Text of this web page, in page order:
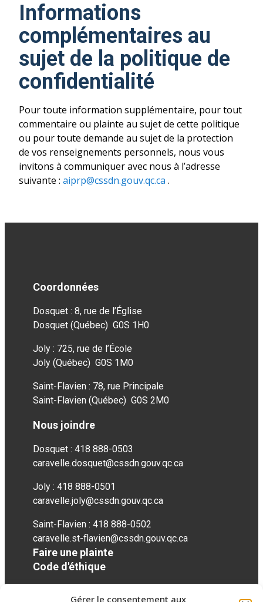
Gérer le consentement aux
Informations
complémentaires au
sujet de la politique de
confidentialité
Pour toute information supplémentaire, pour tout
commentaire ou plainte au sujet de cette politique
ou pour toute demande au sujet de la protection
de vos renseignements personnels, nous vous
invitons à communiquer avec nous à l’adresse
suivante : aiprp@cssdn.gouv.qc.ca .
Coordonnées
Dosquet : 8, rue de l’Église
Dosquet (Québec) G0S 1H0
Joly : 725, rue de l’École
Joly (Québec) G0S 1M0
Saint-Flavien : 78, rue Principale
Saint-Flavien (Québec) G0S 2M0
Nous joindre
Dosquet : 418 888-0503
caravelle.dosquet@cssdn.gouv.qc.ca
Joly : 418 888-0501
caravelle.joly@cssdn.gouv.qc.ca
Saint-Flavien : 418 888-0502
caravelle.st-flavien@cssdn.gouv.qc.ca
Faire une plainte
Code d'éthique